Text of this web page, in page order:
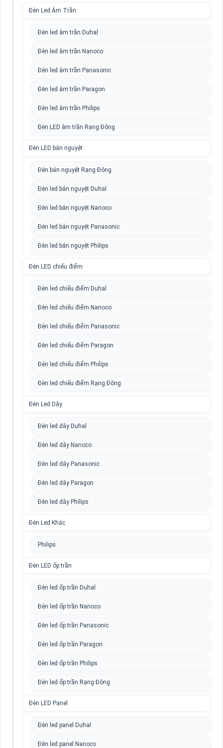
Đèn Led Âm Trần
Đèn led âm trần Duhal
Đèn led âm trần Nanoco
Đèn led âm trần Panasonic
Đèn led âm trần Paragon
Đèn led âm trần Philips
Đèn LED âm trần Rạng Đông
Đèn LED bán nguyệt
Đèn bán nguyệt Rạng Đông
Đèn led bán nguyệt Duhal
Đèn led bán nguyệt Nanoco
Đèn led bán nguyệt Panasonic
Đèn led bán nguyệt Philips
Đèn LED chiếu điểm
Đèn led chiếu điểm Duhal
Đèn led chiếu điểm Nanoco
Đèn led chiếu điểm Panasonic
Đèn led chiếu điểm Paragon
Đèn led chiếu điểm Philips
Đèn led chiếu điểm Rạng Đông
Đèn Led Dây
Đèn led dây Duhal
Đèn led dây Nanoco
Đèn led dây Panasonic
Đèn led dây Paragon
Đèn led dây Philips
Đèn Led Khác
Philips
Đèn LED ốp trần
Đèn led ốp trần Duhal
Đèn led ốp trần Nanoco
Đèn led ốp trần Panasonic
Đèn led ốp trần Paragon
Đèn led ốp trần Philips
Đèn led ốp trần Rạng Đông
Đèn LED Panel
Đèn led panel Duhal
Đèn led panel Nanoco